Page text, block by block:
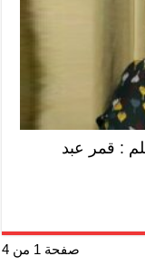
: قمر عبد
صفحة 1 من 4